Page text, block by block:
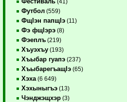
(41)
Футбол (559)
ФщIэн папщIэ (11)
Фэ фщIэрэ (8)
Фэеплъ (219)
Хъуэхъу (193)
Хъыбар гуапэ (237)
ХъыбарегъащIэ (65)
Хэха (6 649)
Хэхыныгъэ (13)
Чэнджэщхэр (3)